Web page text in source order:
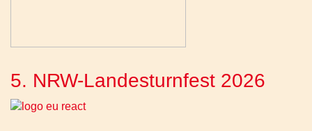
5. NRW-Landesturnfest 2026